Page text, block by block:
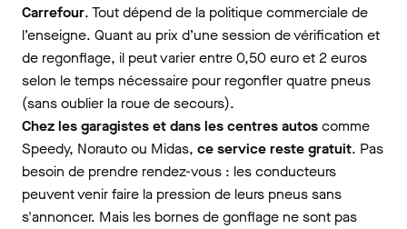
Carrefour. Tout dépend de la politique commerciale de
l’enseigne. Quant au prix d’une session de vérification et
de regonflage, il peut varier entre 0,50 euro et 2 euros
selon le temps nécessaire pour regonfler quatre pneus
(sans oublier la roue de secours).
Chez les garagistes et dans les centres autoscomme
Speedy, Norauto ou Midas, ce service reste gratuit. Pas
besoin de prendre rendez-vous : les conducteurs
peuvent venir faire la pression de leurs pneus sans
s'annoncer. Mais les bornes de gonflage ne sont pas